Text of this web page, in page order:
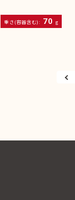
重さ(容器含む): 70 g